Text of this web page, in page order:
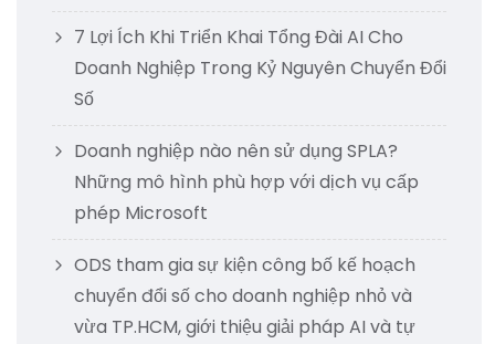
7 Lợi Ích Khi Triển Khai Tổng Đài AI Cho
Doanh Nghiệp Trong Kỷ Nguyên Chuyển Đổi
Số
Doanh nghiệp nào nên sử dụng SPLA?
Những mô hình phù hợp với dịch vụ cấp
phép Microsoft
ODS tham gia sự kiện công bố kế hoạch
chuyển đổi số cho doanh nghiệp nhỏ và
vừa TP.HCM, giới thiệu giải pháp AI và tự